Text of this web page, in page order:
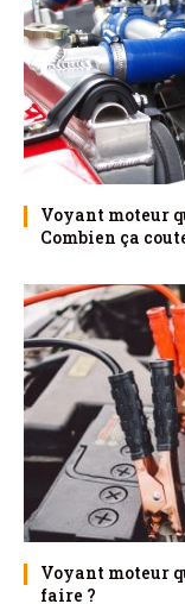
Voyant moteur
Combien ça
Voyant moteur
faire ?